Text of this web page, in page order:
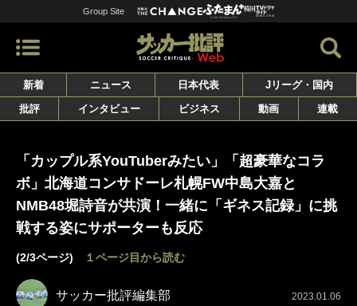
Group Site
新着 ニュース 日本代表
Jリーグ・国内
批評
インタビュー ビジネス 動画 連載
「カップル系YouTuberみたい」「超豪華なコラ
ボ」北海道コンサドーレ札幌FW中島大嘉と
NMB48堀詩音が共演！一緒に「ギネス記録」に挑
戦する姿にサポーターも反応
(2/3ページ) １ページ目から読む
サッカー批評編集部 2023.01.06